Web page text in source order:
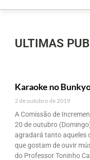
ULTIMAS
Karaoke no
2 de outubro de 2019
A Comissão de
20 de outubro
agradará tanto aqueles
que gostam de ouvir
do Professor Toninho